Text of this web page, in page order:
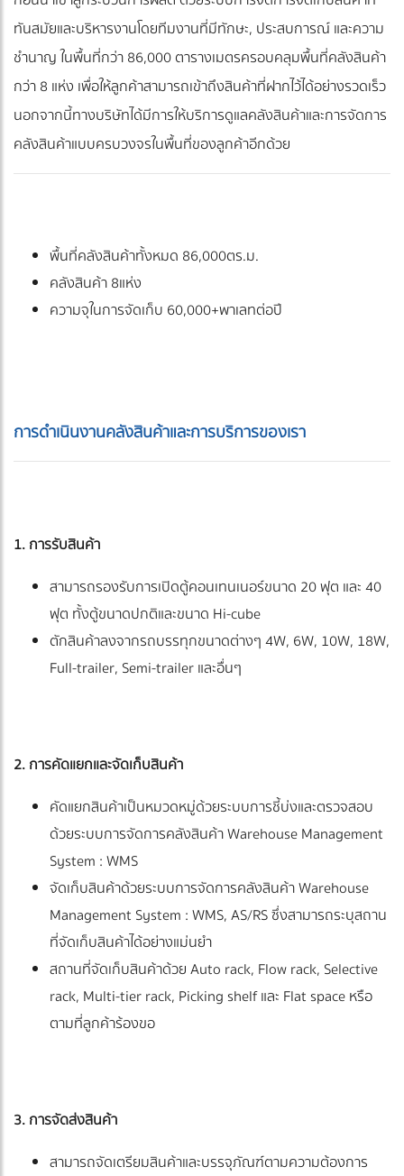
ทันสมัยและบริหารงานโดยทีมงานที่มีทักษะ, ประสบการณ์ และความ
ชำนาญ ในพื้นที่กว่า 86,000 ตารางเมตรครอบคลุมพื้นที่คลังสินค้า
กว่า 8 แห่ง เพื่อให้ลูกค้าสามารถเข้าถึงสินค้าที่ฝากไว้ได้อย่างรวดเร็ว
นอกจากนี้ทางบริษัทได้มีการให้บริการดูแลคลังสินค้าและการจัดการ
คลังสินค้าแบบครบวงจรในพื้นที่ของลูกค้าอีกด้วย
พื้นที่คลังสินค้าทั้งหมด 86,000ตร.ม.
คลังสินค้า 8แห่ง
ความจุในการจัดเก็บ 60,000+พาเลทต่อปี
การดำเนินงานคลังสินค้าและการบริการของเรา
1. การรับสินค้า
สามารถรองรับการเปิดตู้คอนเทนเนอร์ขนาด 20 ฟุต และ 40
ฟุต ทั้งตู้ขนาดปกติและขนาด Hi-cube
ตักสินค้าลงจากรถบรรทุกขนาดต่างๆ 4W, 6W, 10W, 18W,
Full-trailer, Semi-trailer และอื่นๆ
2. การคัดแยกและจัดเก็บสินค้า
คัดแยกสินค้าเป็นหมวดหมู่ด้วยระบบการชี้บ่งและตรวจสอบ
ด้วยระบบการจัดการคลังสินค้า Warehouse Management
System : WMS
จัดเก็บสินค้าด้วยระบบการจัดการคลังสินค้า Warehouse
Management System : WMS, AS/RS ซึ่งสามารถระบุสถาน
ที่จัดเก็บสินค้าได้อย่างแม่นยำ
สถานที่จัดเก็บสินค้าด้วย Auto rack, Flow rack, Selective
rack, Multi-tier rack, Picking shelf และ Flat space หรือ
ตามที่ลูกค้าร้องขอ
3. การจัดส่งสินค้า
สามารถจัดเตรียมสินค้าและบรรจุภัณฑ์ตามความต้องการ